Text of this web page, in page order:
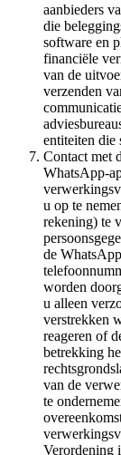
aanbieders
die
software en
financiële
van de
verzenden
entiteiten die
Contact met
WhatsApp-
u op te
rekening) te
de
worden
u alleen
verstrekken
reageren of
betrekking
van de
te
Verordening